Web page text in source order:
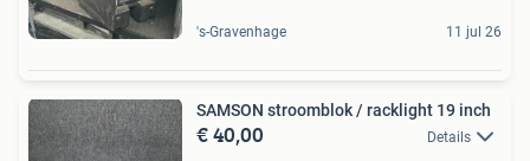
's-Gravenhage 11 jul 26
SAMSON stroomblok / racklight 19 inch
€ 40,00 Details